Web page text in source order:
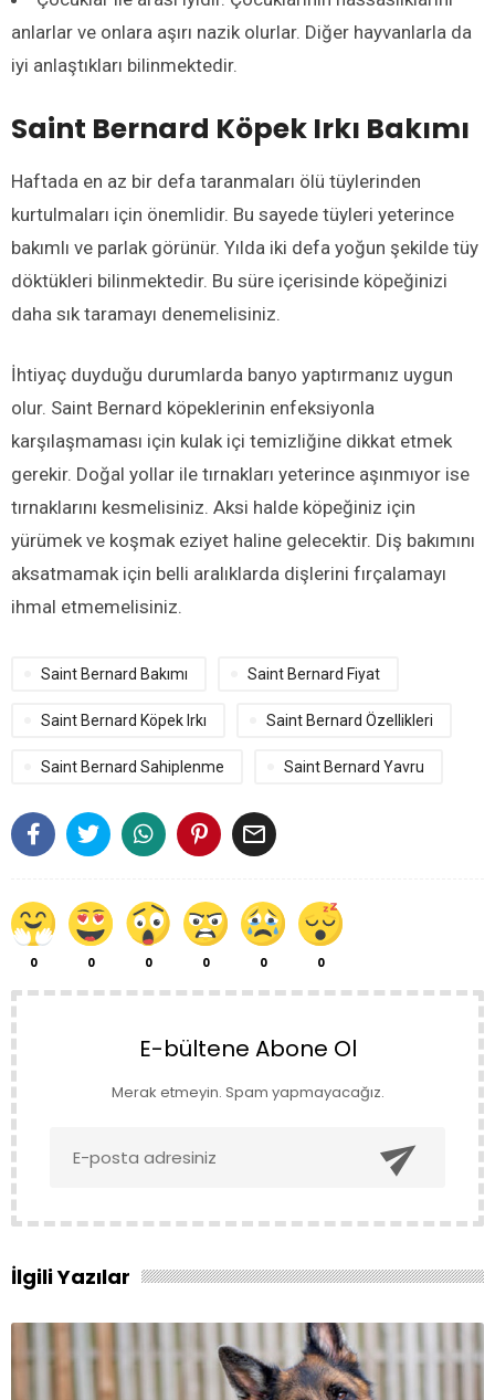

0 0 0 0 0 0
anlarlar ve onlara aşırı nazik olurlar. Diğer hayvanlarla da
iyi anlaştıkları bilinmektedir.
Saint Bernard Köpek Irkı Bakımı
Haftada en az bir defa taranmaları ölü tüylerinden
kurtulmaları için önemlidir. Bu sayede tüyleri yeterince
bakımlı ve parlak görünür. Yılda iki defa yoğun şekilde tüy
döktükleri bilinmektedir. Bu süre içerisinde köpeğinizi
daha sık taramayı denemelisiniz.
İhtiyaç duyduğu durumlarda banyo yaptırmanız uygun
olur. Saint Bernard köpeklerinin enfeksiyonla
karşılaşmaması için kulak içi temizliğine dikkat etmek
gerekir. Doğal yollar ile tırnakları yeterince aşınmıyor ise
tırnaklarını kesmelisiniz. Aksi halde köpeğiniz için
yürümek ve koşmak eziyet haline gelecektir. Diş bakımını
aksatmamak için belli aralıklarda dişlerini fırçalamayı
ihmal etmemelisiniz.
Saint Bernard Bakımı Saint Bernard Fiyat
Saint Bernard Köpek Irkı Saint Bernard Özellikleri
Saint Bernard Sahiplenme Saint Bernard Yavru
E-bültene Abone Ol
Merak etmeyin. Spam yapmayacağız.

İlgili Yazılar